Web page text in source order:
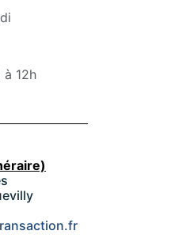
à 12h